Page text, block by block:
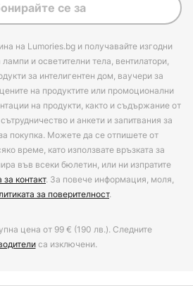
се за
на Lumories.bg и получавайте изгодни
и осветителни тела, вентилатори,
за интелигентен дом, ваучери за
на продуктите или промоционални
на продукти, както и съдържание от
и анкети и запитвания за
покупка. Можете да се отпишете от
време, като използвате връзката за
във всеки бюлетин, или ни изпратите
контакт. За повече информация, моля,
за поверителност.
цена от 99 € (190 лв.). Следните
са изключени.